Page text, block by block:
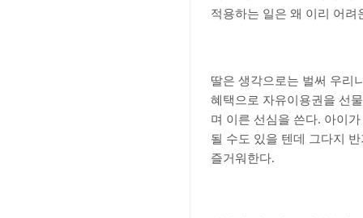
적용하는 일은 왜 이리 어려
딸은 생각으로는 벌써 우리
혜택으로 자유이용권을 선
며 이른 선심을 쓴다. 아이
될 수도 있을 텐데 그다지
즐거워한다.